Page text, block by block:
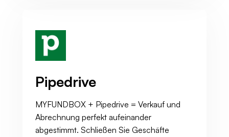
Pipedrive
MYFUNDBOX + Pipedrive = Verkauf und
Abrechnung perfekt aufeinander
abgestimmt. Schließen Sie Geschäfte